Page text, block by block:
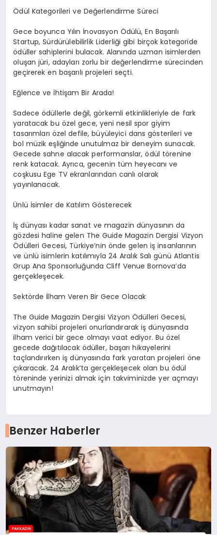
Ödül Kategorileri ve Değerlendirme Süreci
Gece boyunca Yılın İnovasyon Ödülü, En Başarılı
Startup, Sürdürülebilirlik Liderliği gibi birçok kategoride
ödüller sahiplerini bulacak. Alanında uzman isimlerden
oluşan jüri, adayları zorlu bir değerlendirme sürecinden
geçirerek en başarılı projeleri seçti.
Eğlence ve İhtişam Bir Arada!
Sadece ödüllerle değil, görkemli etkinlikleriyle de fark
yaratacak bu özel gece, yeni nesil spor giyim
tasarımları özel defile, büyüleyici dans gösterileri ve
bol müzik eşliğinde unutulmaz bir deneyim sunacak.
Gecede sahne alacak performanslar, ödül törenine
renk katacak. Ayrıca, gecenin tüm heyecanı ve
coşkusu Ege TV ekranlarından canlı olarak
yayınlanacak.
Ünlü İsimler de Katılım Gösterecek
İş dünyası kadar sanat ve magazin dünyasının da
gözdesi haline gelen The Guide Magazin Dergisi Vizyon
Ödülleri Gecesi, Türkiye’nin önde gelen iş insanlarının
ve ünlü isimlerin katılımıyla 24 Aralık Salı günü Atlantis
Grup Ana Sponsorluğunda Cliff Venue Bornova’da
gerçekleşecek.
Sektörde İlham Veren Bir Gece Olacak
The Guide Magazin Dergisi Vizyon Ödülleri Gecesi,
vizyon sahibi projeleri onurlandırarak iş dünyasında
ilham verici bir gece olmayı vaat ediyor. Bu özel
gecede dağıtılacak ödüller, başarı hikayelerini
taçlandırırken iş dünyasında fark yaratan projeleri öne
çıkaracak. 24 Aralık’ta gerçekleşecek olan bu ödül
töreninde yerinizi almak için takviminizde yer açmayı
unutmayın!
Benzer Haberler